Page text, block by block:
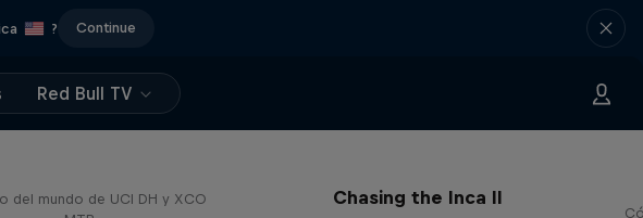
? Continue
Red Bull TV
del mundo de UCI DH y XCO
Chasing the Inca II